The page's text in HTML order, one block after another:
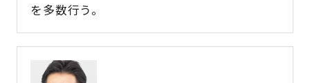
を多数行う。